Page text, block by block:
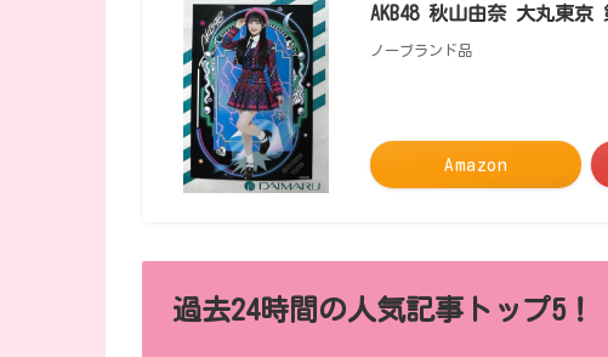
AKB48 秋山由奈 大丸東京
ノーブランド品
Amazon
過去24時間の人気記事トップ5！